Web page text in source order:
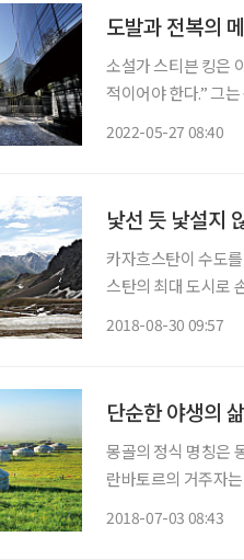
도발과 전복의
소설가 스티븐 킹은
적이어야 한다.” 그
2022-05-27 08:40
낯선 듯 낯설지
카자흐스탄이 수도
스탄의 최대 도시로
2018-08-30 09:57
단순한 야생의
몽골의 정식 명칭은
란바토르의 거주자
2018-07-03 08:43